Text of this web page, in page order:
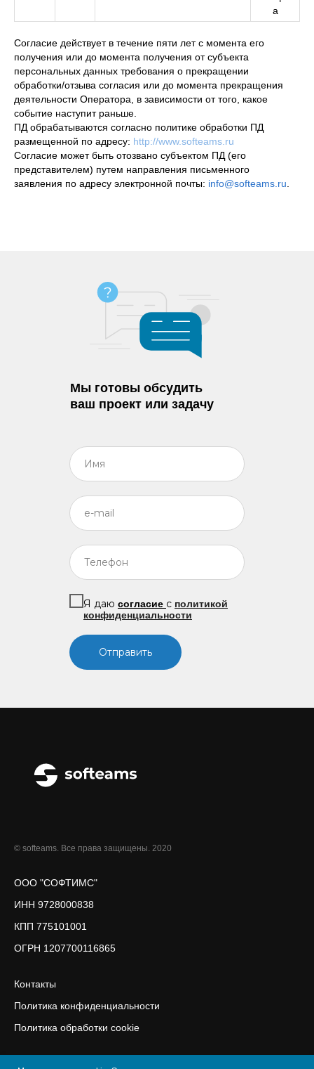
а
Согласие действует в течение пяти лет с момента его
получения или до момента получения от субъекта
персональных данных требования о прекращении
обработки/отзыва согласия или до момента прекращения
деятельности Оператора, в зависимости от того, какое
событие наступит раньше.
ПД обрабатываются согласно политике обработки ПД
размещенной по адресу: http://www.softeams.ru
Согласие может быть отозвано субъектом ПД (его
представителем) путем направления письменного
заявления по адресу электронной почты: info@softeams.ru
Я даю согласие с политикой
конфиденциальности
Отправить
Мы готовы обсудить
ваш проект или задачу
© softeams. Все права защищены. 2020
ООО "СОФТИМС"
ИНН 9728000838
КПП 775101001
ОГРН 1207700116865
Контакты
Политика конфиденциальности
Политика обработки cookie